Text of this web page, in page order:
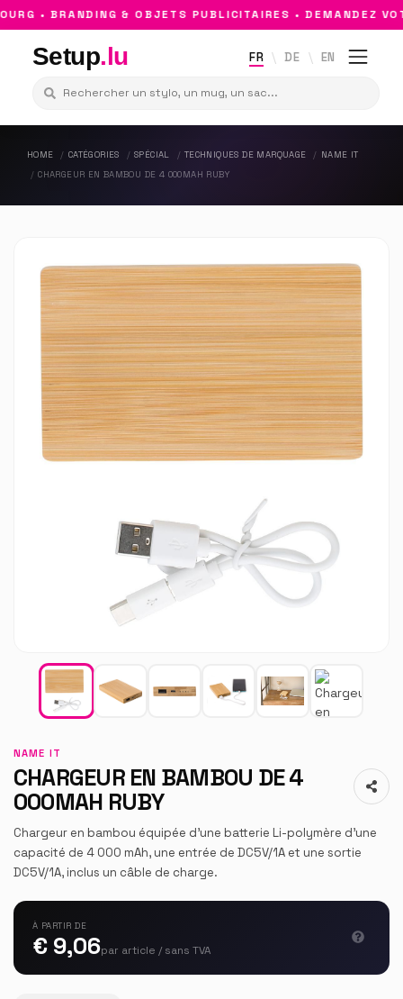
• BRANDING & OBJETS PUBLICITAIRES • DEMANDEZ
Setup.lu FR DE EN
HOME CATÉGORIES SPÉCIAL TECHNIQUES DE MARQUAGE
NAME IT
CHARGEUR EN BAMBOU DE 4 000MAH RUBY
NAME IT
CHARGEUR EN BAMBOU DE 4
000MAH RUBY
Chargeur en bambou équipée d'une batterie Li-polymère d'une
capacité de 4 000 mAh, une entrée de DC5V/1A et une sortie
DC5V/1A, inclus un câble de charge.
À PARTIR DE
€ 9,06par article / sans TVA